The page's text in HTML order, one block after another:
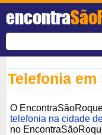
encontra
Telefonia em
O
telefonia na cidade
no